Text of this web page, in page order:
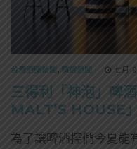
台灣酒圈新聞 , 精選酒聞 七月
三得利「神泡」啤
MALT’S HOUSE
為了讓啤酒控們今夏能